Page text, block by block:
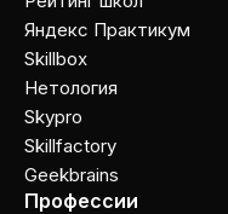
Яндекс Практикум
Skillbox
Нетология
Skypro
Skillfactory
Geekbrains
Профессии